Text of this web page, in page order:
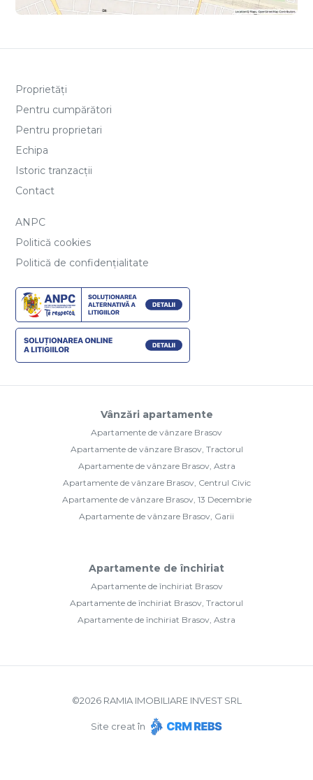
Proprietăți
Pentru cumpărători
Pentru proprietari
Echipa
Istoric tranzacții
Contact
ANPC
Politică cookies
Politică de confidențialitate
Vânzări apartamente
Apartamente de vânzare Brasov
Apartamente de vânzare Brasov, Tractorul
Apartamente de vânzare Brasov, Astra
Apartamente de vânzare Brasov, Centrul Civic
Apartamente de vânzare Brasov, 13 Decembrie
Apartamente de vânzare Brasov, Garii
Apartamente de închiriat
Apartamente de închiriat Brasov
Apartamente de închiriat Brasov, Tractorul
Apartamente de închiriat Brasov, Astra
©2026RAMIA IMOBILIARE INVEST SRL
Site creat în